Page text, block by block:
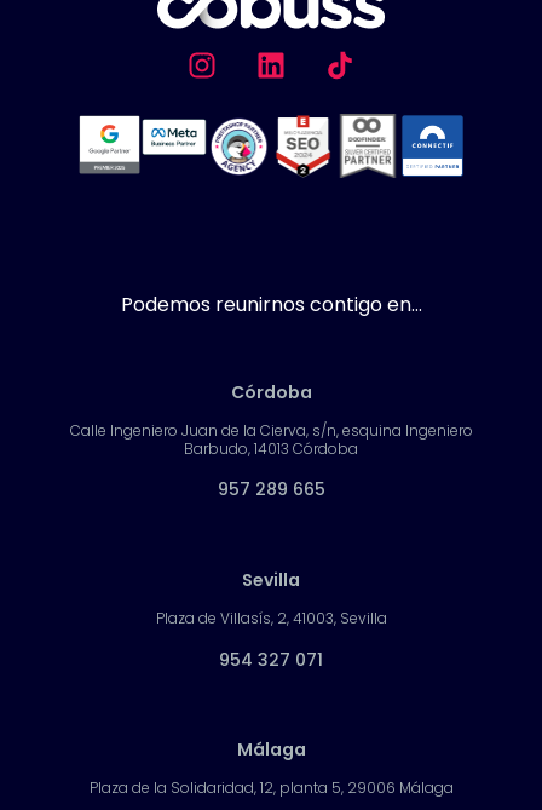
Podemos reunirnos contigo en...
Córdoba
Calle Ingeniero Juan de la Cierva, s/n, esquina Ingeniero
Barbudo, 14013 Córdoba
957 289 665
Sevilla
Plaza de Villasís, 2, 41003, Sevilla
954 327 071
Málaga
Plaza de la Solidaridad, 12, planta 5, 29006 Málaga